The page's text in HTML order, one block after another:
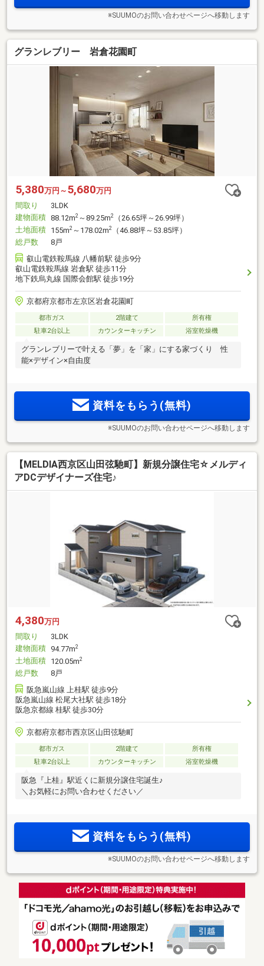
※SUUMOのお問い合わせページへ移動します
グランレブリー 岩倉花園町
5,380万円～ 5,680万円
間取り
3LDK
建物面積 88.12m2 ～89.25m2
（26.65坪～26.99坪）
土地面積 155m2 ～178.02m2
（46.88坪～53.85坪）
総戸数
8戸
叡山電鉄鞍馬線 八幡前駅 徒歩9分
叡山電鉄鞍馬線 岩倉駅 徒歩11分
地下鉄烏丸線 国際会館駅 徒歩19分
京都府京都市左京区岩倉花園町
都市ガス 2階建て
所有権
駐車2台以上
カウンターキッチン 浴室乾燥機
グランレブリーで叶える「夢」を「家」にする家づくり 性
能×デザイン×自由度
資料をもらう(無料)
※SUUMOのお問い合わせページへ移動します
【MELDIA西京区山田弦馳町】新規分譲住宅☆メルディ
アDCデザイナーズ住宅♪
4,380万円
間取り
3LDK
建物面積 94.77m2
土地面積 120.05m2
総戸数
8戸
阪急嵐山線 上桂駅 徒歩9分
阪急嵐山線 松尾大社駅 徒歩18分
阪急京都線 桂駅 徒歩30分
京都府京都市西京区山田弦馳町
都市ガス 2階建て
所有権
駐車2台以上
カウンターキッチン 浴室乾燥機
阪急『上桂』駅近くに新規分譲住宅誕生♪
＼お気軽にお問い合わせください／
資料をもらう(無料)
※SUUMOのお問い合わせページへ移動します